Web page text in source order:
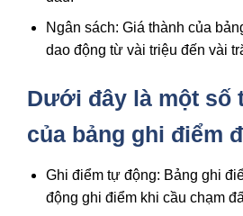
Ngân sách: Giá thành của
dao động từ vài triệu đến vài
Dưới đây là một số
của bảng ghi điểm
Ghi điểm tự động: Bảng ghi
động ghi điểm khi cầu chạm